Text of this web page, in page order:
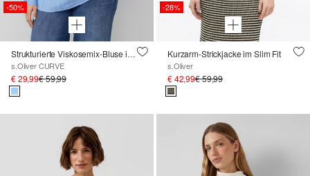
-50%
Strukturierte Viskosemix-Bluse im Relaxed Fit
s.Oliver CURVE
€ 29,99€ 59,99
-28%
Kurzarm-Strickjacke im Slim Fit
s.Oliver
€ 42,99€ 59,99